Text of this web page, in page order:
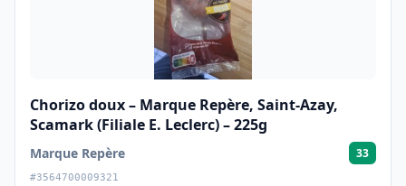
Chorizo doux – Marque Repère, Saint-Azay,
Scamark (Filiale E. Leclerc) – 225g
Marque Repère 33
#3564700009321